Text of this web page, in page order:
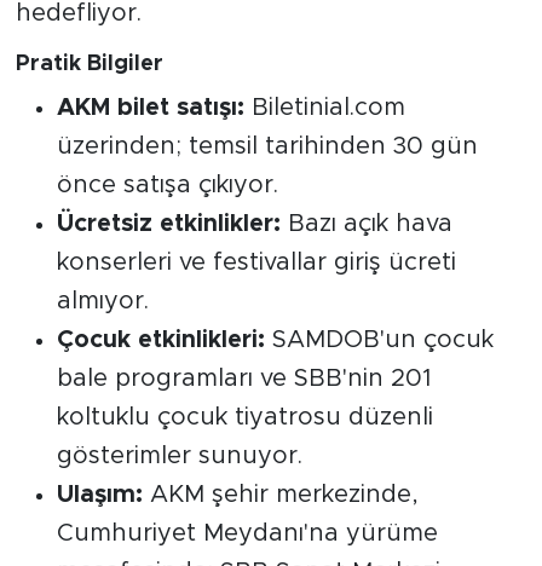
hedefliyor.
Pratik Bilgiler
AKM bilet satışı: Biletinial.com
üzerinden; temsil tarihinden 30 gün
önce satışa çıkıyor.
Ücretsiz etkinlikler: Bazı açık hava
konserleri ve festivallar giriş ücreti
almıyor.
Çocuk etkinlikleri: SAMDOB'un çocuk
bale programları ve SBB'nin 201
koltuklu çocuk tiyatrosu düzenli
gösterimler sunuyor.
Ulaşım: AKM şehir merkezinde,
Cumhuriyet Meydanı'na yürüme